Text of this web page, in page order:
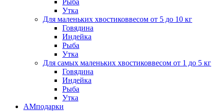
Утка
Для маленьких хвостиковвесом от 5 до 10 кг
Говядина
Индейка
Рыба
Утка
Для самых маленьких хвостиковвесом от 1 до 5 кг
Говядина
Индейка
Рыба
Утка
АМподарки